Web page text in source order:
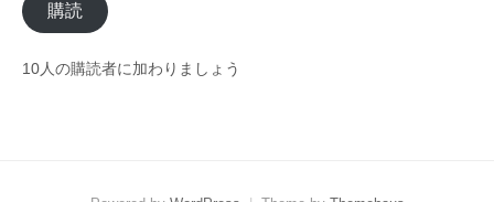
ア
ド
レ
購読
10人の購読者に加わりましょう